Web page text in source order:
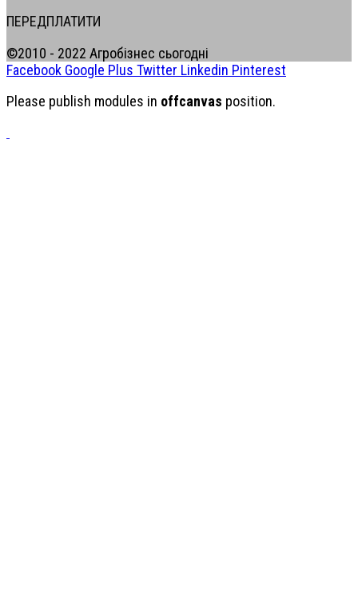
ПЕРЕДПЛАТИТИ
©2010 - 2022 Агробізнес сьогодні
Facebook Google Plus Twitter Linkedin Pinterest
Please publish modules in offcanvas position.